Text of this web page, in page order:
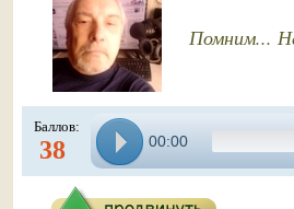
Помним...
Баллов:
38 00:00